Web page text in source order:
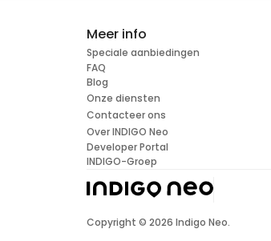
Meer info
Speciale aanbiedingen
FAQ
Blog
Onze diensten
Contacteer ons
Over INDIGO Neo
Developer Portal
INDIGO-Groep
Copyright © 2026 Indigo Neo.